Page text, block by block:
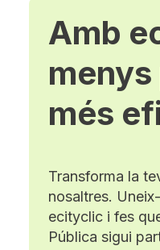
Amb
menys
més
Transforma la
nosaltres.
ecityclic i fes
Pública sigui